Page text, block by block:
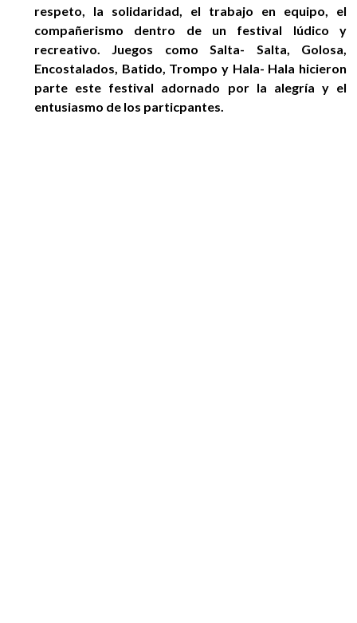
respeto, la solidaridad, el trabajo en equipo, el
compañerismo dentro de un festival lúdico y
recreativo. Juegos como Salta- Salta, Golosa,
Encostalados, Batido, Trompo y Hala- Hala hicieron
parte este festival adornado por la alegría y el
entusiasmo de los particpantes.